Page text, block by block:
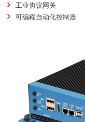
工业协议网关
可编程自动化控制器